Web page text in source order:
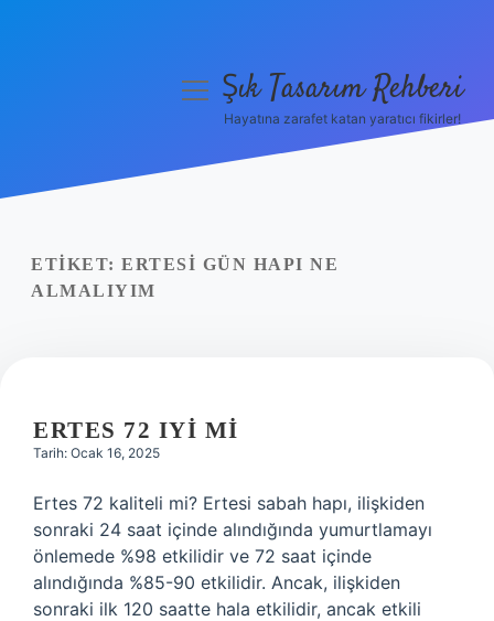
Yasal Uyarı
menüyüŞık Tasarım Rehberi
Hayatına zarafet katan yaratıcı fikirler!
ETIKET: ERTESI GÜN HAPI NE
ALMALIYIM
ERTES 72 IYI MI
Tarih: Ocak 16, 2025
Ertes 72 kaliteli mi? Ertesi sabah hapı, ilişkiden
sonraki 24 saat içinde alındığında yumurtlamayı
önlemede %98 etkilidir ve 72 saat içinde
alındığında %85-90 etkilidir. Ancak, ilişkiden
sonraki ilk 120 saatte hala etkilidir, ancak etkili